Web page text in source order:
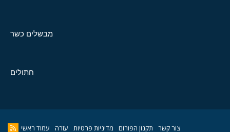
מבשלים כשר
חתולים
צור קשר תקנון הפורום מדיניות פרטיות עזרה עמוד ראשי